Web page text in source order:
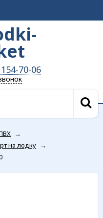
70-06
→
на лодку →